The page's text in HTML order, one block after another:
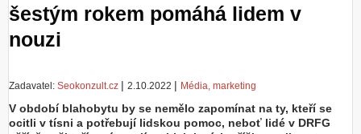
šestým rokem pomáhá lidem v
nouzi
Zadavatel: Seokonzult.cz | 2.10.2022 | Média, marketing
V období blahobytu by se nemělo zapomínat na ty, kteří se
ocitli v tísni a potřebují lidskou pomoc, neboť lidé v DRFG